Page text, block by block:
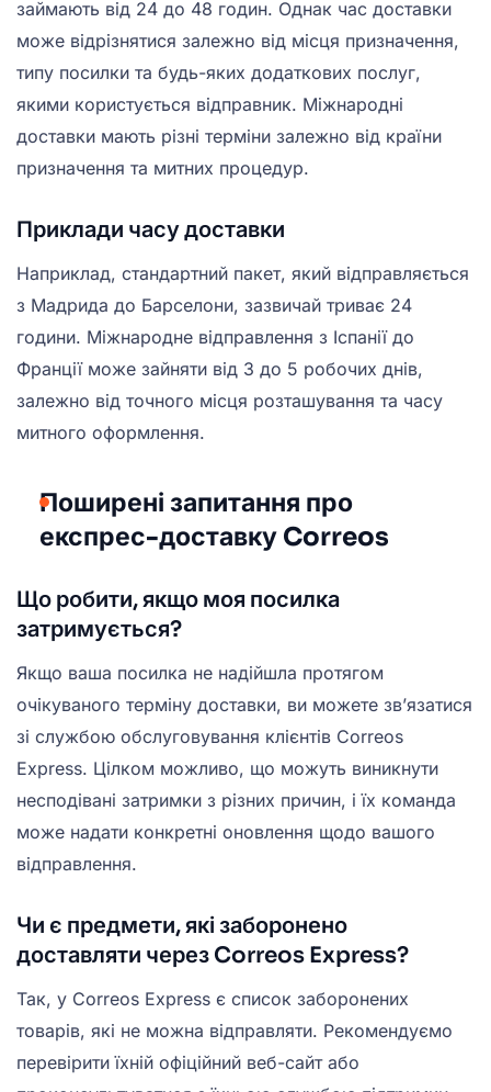
займають від 24 до 48 годин. Однак час доставки
може відрізнятися залежно від місця призначення,
типу посилки та будь-яких додаткових послуг,
якими користується відправник. Міжнародні
доставки мають різні терміни залежно від країни
призначення та митних процедур.
Приклади часу доставки
Наприклад, стандартний пакет, який відправляється
з Мадрида до Барселони, зазвичай триває 24
години. Міжнародне відправлення з Іспанії до
Франції може зайняти від 3 до 5 робочих днів,
залежно від точного місця розташування та часу
митного оформлення.
Поширені запитання про
експрес-доставку Correos
Що робити, якщо моя посилка
затримується?
Якщо ваша посилка не надійшла протягом
очікуваного терміну доставки, ви можете зв’язатися
зі службою обслуговування клієнтів Correos
Express. Цілком можливо, що можуть виникнути
несподівані затримки з різних причин, і їх команда
може надати конкретні оновлення щодо вашого
відправлення.
Чи є предмети, які заборонено
доставляти через Correos Express?
Так, у Correos Express є список заборонених
товарів, які не можна відправляти. Рекомендуємо
перевірити їхній офіційний веб-сайт або